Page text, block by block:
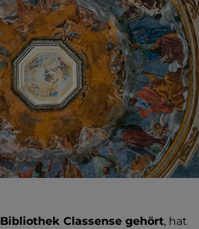
Bibliothek Classense gehört, hat